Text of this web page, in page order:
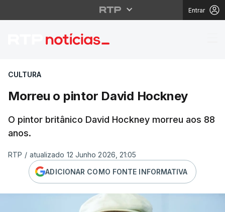
Entrar
Morreu o pintor David
CULTURA
Morreu o pintor David Hockney
O pintor britânico David Hockney morreu aos 88
anos.
RTP / atualizado 12 Junho 2026, 21:05
ADICIONAR COMO FONTE INFORMATIVA